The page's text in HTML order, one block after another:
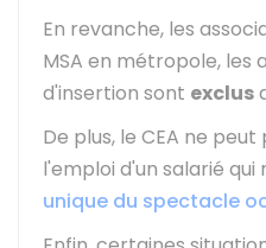
En revanche, les
MSA en métropole, les
d'insertion sont exclus
De plus, le CEA ne
l'emploi d'un salarié qui
unique du spectacle